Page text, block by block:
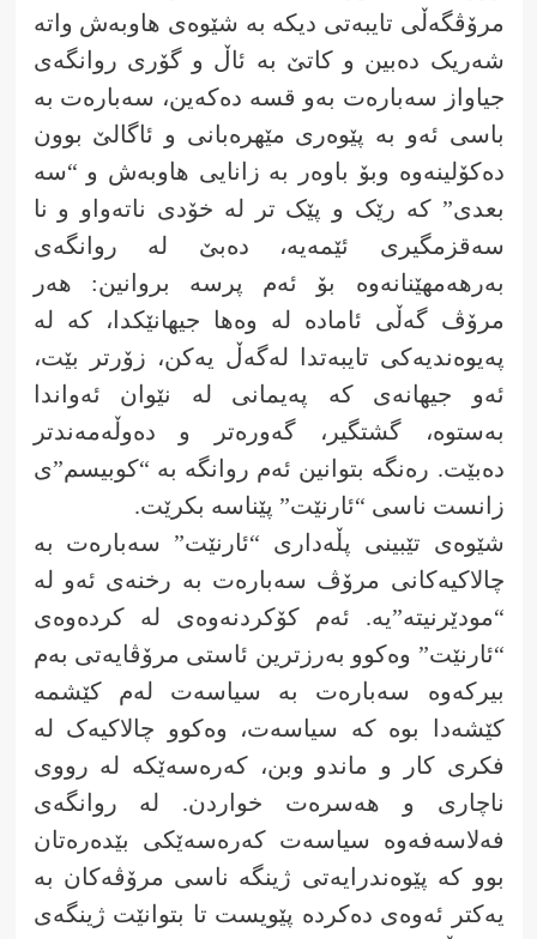
مرۆڤگەڵی تایبەتی دیکە بە شێوەی هاوبەش واتە
شەریک دەبین و کاتێ بە ئاڵ و گۆری روانگەی
جیاواز سەبارەت بەو قسە دەکەین، سەبارەت بە
باسی ئەو بە پێوەری مێهرەبانی و ئاگالێ بوون
دەکۆلینەوە وبۆ باوەر بە زانایی هاوبەش و “سە
بعدی” کە رێک و پێک تر لە خۆدی ناتەواو و نا
سەقزمگیری ئێمەیە، دەبێ لە روانگەی
بەرهەمهێنانەوە بۆ ئەم پرسە بروانین: هەر
مرۆڤ گەڵی ئامادە لە وەها جیهانێکدا، کە لە
پەیوەندیەکی تایبەتدا لەگەڵ یەکن، زۆرتر بێت،
ئەو جیهانەی کە پەیمانی لە نێوان ئەواندا
بەستوە، گشتگیر، گەورەتر و دەوڵەمەندتر
دەبێت. رەنگە بتوانین ئەم روانگە بە “کوبیسم”ی
زانست ناسی “ئارنێت” پێناسە بکرێت.
شێوەی تێبینی پڵەداری “ئارنێت” سەبارەت بە
چالاکیەکانی مرۆڤ سەبارەت بە رخنەی ئەو لە
“مودێرنیتە”یە. ئەم کۆکردنەوەی لە کردەوەی
“ئارنێت” وەکوو بەرزترین ئاستی مرۆڤایەتی بەم
بیرکەوە سەبارەت بە سیاسەت لەم کێشمە
کێشەدا بوە کە سیاسەت، وەکوو چالاکیەک لە
فکری کار و ماندو وبن، کەرەسەێکە لە رووی
ناچاری و هەسرەت خواردن. لە روانگەی
فەلاسەفەوە سیاسەت کەرەسەێکی بێدەرەتان
بوو کە پێوەندرایەتی ژینگە ناسی مرۆڤەکان بە
یەکتر ئەوەی دەکردە پێویست تا بتوانێت ژینگەی